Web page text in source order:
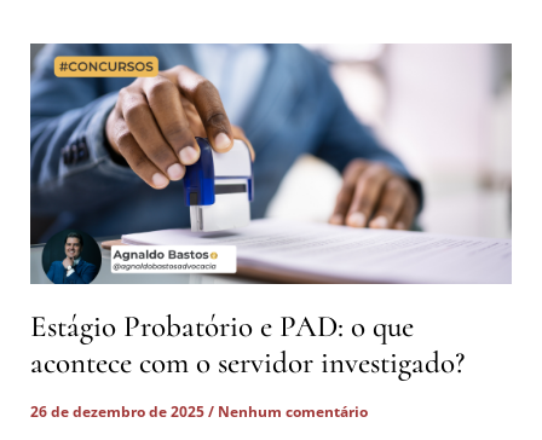
Estágio Probatório e PAD: o que
acontece com o servidor investigado?
26 de dezembro de 2025
Nenhum comentário